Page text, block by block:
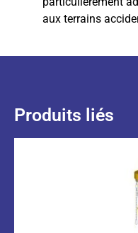
aux terrains
Produits liés